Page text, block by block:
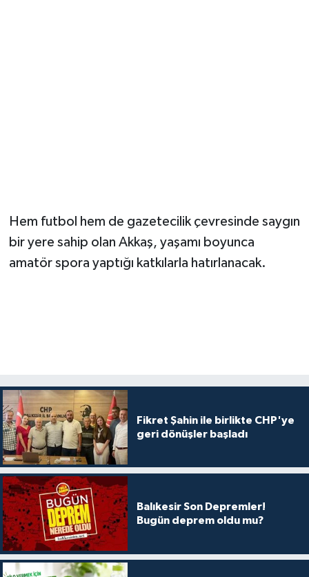
Hem futbol hem de gazetecilik çevresinde saygın
bir yere sahip olan Akkaş, yaşamı boyunca
amatör spora yaptığı katkılarla hatırlanacak.
Fikret Şahin ile birlikte CHP'ye
geri dönüşler başladı
Balıkesir Son Depremler!
Bugün deprem oldu mu?